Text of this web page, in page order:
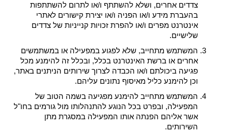
צדדים אחרים, ושלא להשתתף ו/או לתרום להשתתפות
בהעברת מידע ו/או הפניה ו/או יצירת קישורים לאתרי
אינטרנט מפרים ו/או להפרת זכויות קנייניות של צדדים
שלישיים.
המשתמש מתחייב, שלא לפגוע במפעילה או במשתמשים
אחרים או ברשת האינטרנט בכלל, ובכלל זה להימנע מכל
פגיעה ביכולתם ו/או הכבדה לצרוך שירותים הניתנים באתר,
וכן להימנע כליל מאיסוף נתונים עליהם.
המשתמש מתחייב להימנע מפגיעה בשמה הטוב של
המפעילה, ובפרט בכל הנוגע להתנהלותו מול גורמים בחו"ל
אשר אליהם הפנתה אותו המפעילה במסגרת מתן
השירותים.